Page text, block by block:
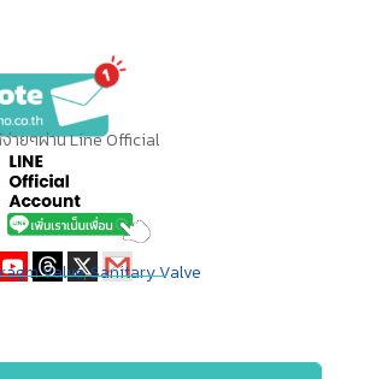
ายๆผ่าน Line Official
ณ Valve,Sanitary Valve